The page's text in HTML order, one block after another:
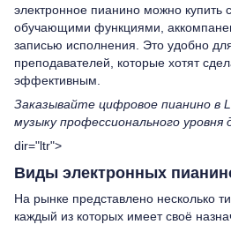
электронное пианино можно купить
обучающими функциями,
записью исполнения. Это удобно
преподавателей, которые хотят
эффективным.
Заказывайте цифровое пианино в
музыку профессионального уровня
dir="ltr">
Виды электронных
На рынке представлено несколько
каждый из которых имеет своё